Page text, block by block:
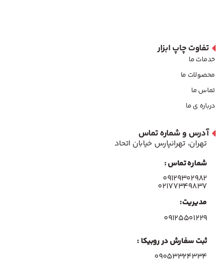
تفاوت چاپ ابزار
خدمات ما
محصولات ما
تماس ما
درباره ی ما
آدرس و شماره تماس
تهران، تهرانپارس خیابان اتحاد
شماره تماس :
۰۹۱۲۹۳۰۲۹۸۲
۰۲۱۷۷۳۴۹۸۳۷
مدیریت:
۰۹۱۲۵۵۰۱۲۲۹
ثبت سفارش در روبیکا :
09053324334